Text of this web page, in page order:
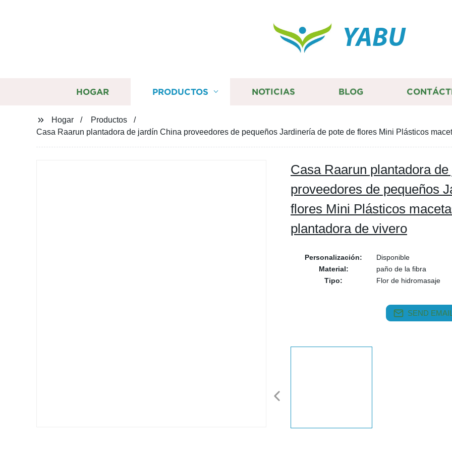
YABU
HOGAR PRODUCTOS NOTICIAS BLOG
Hogar
Productos
Casa Raarun plantadora de jardín China proveedores de pequeños Jardinería de pote de flores Mini Plásticos
Casa Raarun plantadora
proveedores de pequeños
flores Mini Plásticos
plantadora de vivero
Personalización:
Disponible
Material:
paño de la fibra
Tipo:
Flor de hidromasaje
SEND